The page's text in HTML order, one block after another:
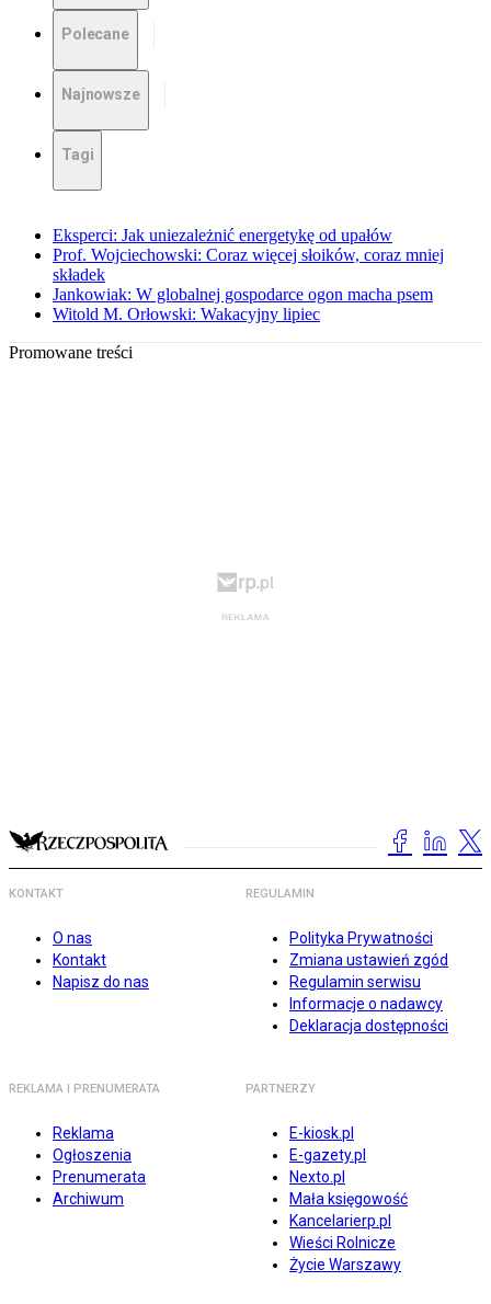
Polecane
Najnowsze
Tagi
Eksperci: Jak uniezależnić energetykę od upałów
Prof. Wojciechowski: Coraz więcej słoików, coraz mniej
składek
Jankowiak: W globalnej gospodarce ogon macha psem
Witold M. Orłowski: Wakacyjny lipiec
Promowane treści
KONTAKT
O nas
Kontakt
Napisz do nas
REGULAMIN
Polityka Prywatności
Zmiana ustawień zgód
Regulamin serwisu
Informacje o nadawcy
Deklaracja dostępności
REKLAMA I PRENUMERATA
Reklama
Ogłoszenia
Prenumerata
Archiwum
PARTNERZY
E-kiosk.pl
E-gazety.pl
Nexto.pl
Mała księgowość
Kancelarierp.pl
Wieści Rolnicze
Życie Warszawy